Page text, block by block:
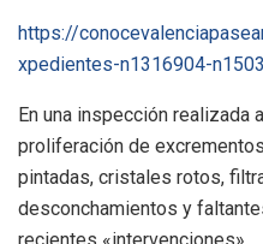
https://
xpedientes-n1316904-
En una inspección realizada
proliferación de
pintadas, cristales rotos,
desconchamientos y
recientes «intervenciones».